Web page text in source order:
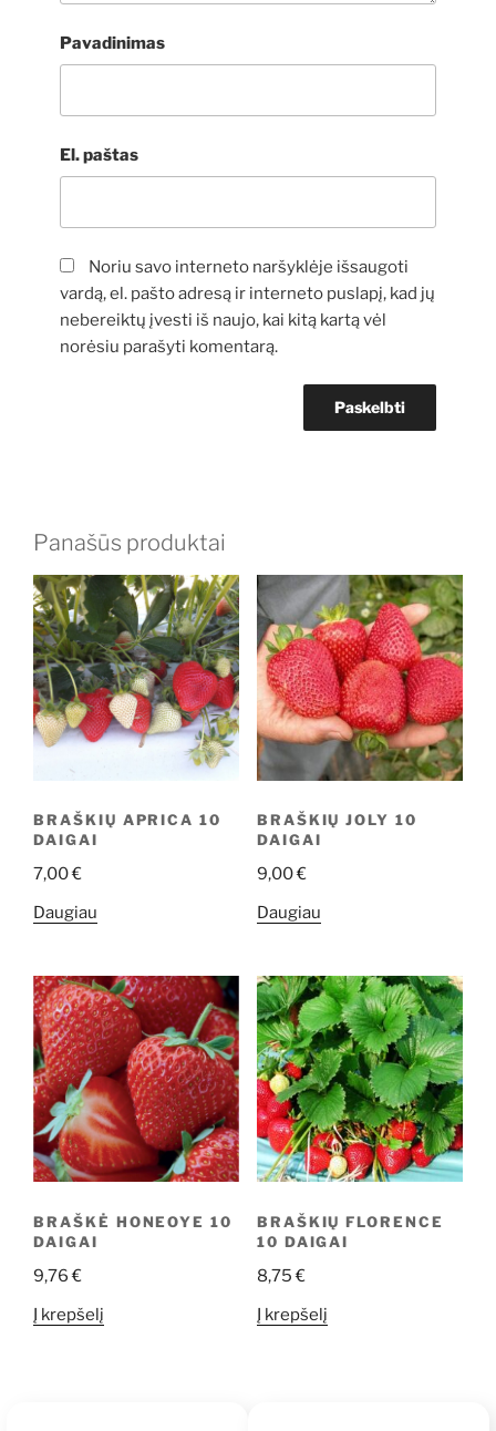
Pavadinimas
El. paštas
Noriu savo interneto naršyklėje išsaugoti
vardą, el. pašto adresą ir interneto puslapį, kad jų
nebereiktų įvesti iš naujo, kai kitą kartą vėl
norėsiu parašyti komentarą.
Panašūs produktai
BRAŠKIŲ APRICA 10
DAIGAI
7,00€
Daugiau
BRAŠKIŲ JOLY 10
DAIGAI
9,00€
Daugiau
BRAŠKĖ HONEOYE 10
DAIGAI
9,76€
Į krepšelį
BRAŠKIŲ FLORENCE
10 DAIGAI
8,75€
Į krepšelį